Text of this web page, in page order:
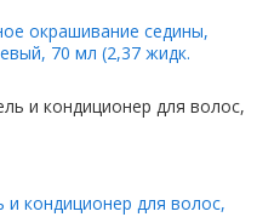
окрашивание седины,
70 мл (2,37 жидк.
и кондиционер для волос,